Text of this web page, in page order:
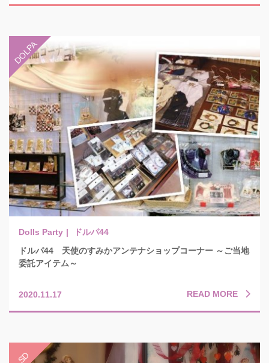
ドルパ44
ドルパ44 天使のすみかアンテナショップコーナー ～ご当地
委託アイテム～
2020.11.17 READ MORE